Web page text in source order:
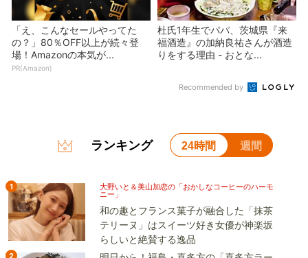
「え、こんなセールやってた
の？」80％OFF以上が続々登
場！Amazonの本気が...
PR(Amazon)
杜氏1年生でパパ、茨城県『来
福酒造』の加納良祐さんが酒造
りをする理由 - おとな...
Recommended by
ランキング 24時間 週間
1
大野いと＆美山加恋の「おかしなコーヒーのハーモ
ニー」
和の趣とフランス菓子が融合した「抹茶
テリーヌ」はスイーツ好き女優が神楽坂
らしいと絶賛する逸品
2